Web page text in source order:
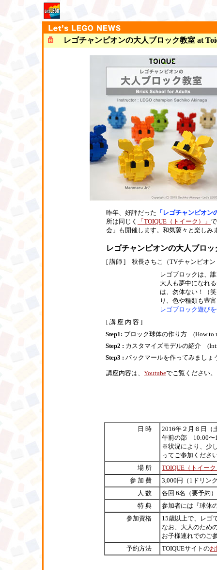
レゴチャンピオンの大人ブロック教室 at
昨年、好評だった 「レゴチャンピオ
所は同じく
「TOIQUE（トイーク）」
会」も開催します。和気藹々と楽しみ
レゴチャンピオンの大人ブロ
[ 講師 ] 秋長さちこ（TVチャンピオ
レゴブロックは、
大人も夢中になれ
は、勿体ない！（
り、色や種類も豊
レゴブロック遊び
[ 講 座 内 容 ]
Step1: ブロック球体の作り方 (How to
Step2 : カスタマイズモデルの紹介
Step3 : パックマールを作ってみましょ
講座内容は、 Youtubeでご覧ください
日 時
2016年２月６日（
午前の部 10:00
※状況により、少
ってご参加くださ
場 所
TOIQUE（トイー
参 加 費
3,000円（1ドリン
人 数
各回 6名（要予約）
特 典
参加者には『球体
参加資格
15歳以上で、レゴ
なお、大人のため
お子様連れでのご
予約方法
TOIQUEサイトの